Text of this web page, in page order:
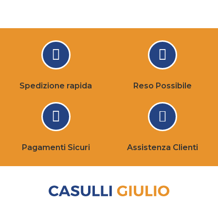
Spedizione rapida Reso Possibile
Pagamenti Sicuri Assistenza Clienti